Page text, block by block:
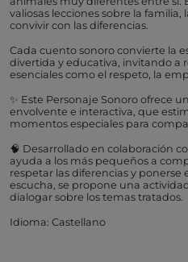
valiosas lecciones sobre la
convivir con las diferencias.
Cada cuento sonoro convierte la
divertida y educativa, invitando a
esenciales como el respeto, la
✨ Este Personaje Sonoro ofrece
envolvente e interactiva, que
momentos especiales para
🧠 Desarrollado en colaboración
ayuda a los más pequeños a
respetar las diferencias y ponerse
escucha, se propone una
dialogar sobre los temas tratados.
Idioma: Castellano